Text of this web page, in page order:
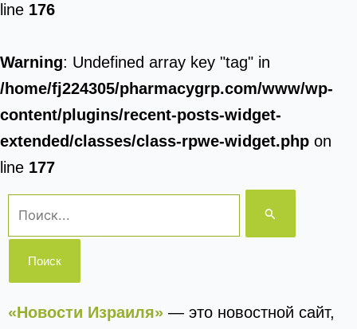
line 176
Warning: Undefined array key "tag" in
/home/fj224305/pharmacygrp.com/www/wp-
content/plugins/recent-posts-widget-
extended/classes/class-rpwe-widget.php on
line 177
Поиск:
«Новости Израиля» — это новостной сайт,